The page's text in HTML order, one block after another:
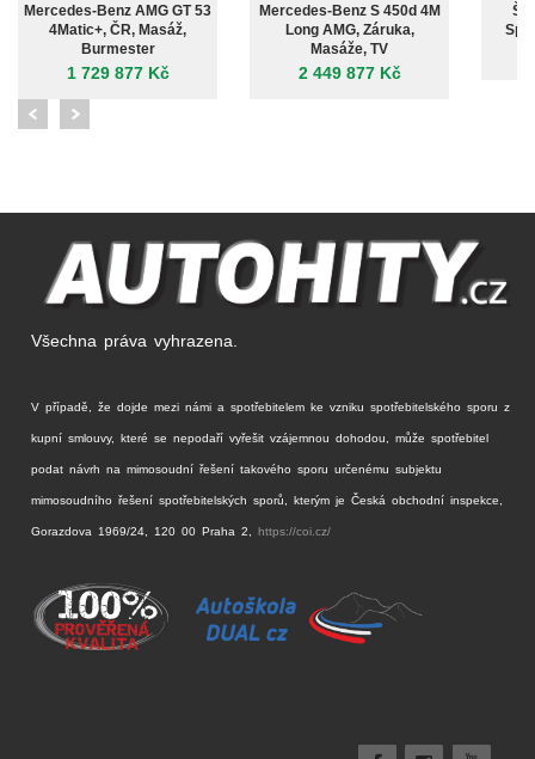
Mercedes-Benz AMG GT 53
4Matic+, ČR, Masáž,
Burmester
1 729 877 Kč
Mercedes-Benz S 450d 4M
Long AMG, Záruka,
Masáže, TV
2 449 877 Kč
Všechna práva vyhrazena.
V případě, že dojde mezi námi a spotřebitelem ke vzniku spotřebitelského sporu z
kupní smlouvy, které se nepodaří vyřešit vzájemnou dohodou, může spotřebitel
podat návrh na mimosoudní řešení takového sporu určenému subjektu
mimosoudního řešení spotřebitelských sporů, kterým je Česká obchodní inspekce,
Gorazdova 1969/24, 120 00 Praha 2, https://coi.cz/